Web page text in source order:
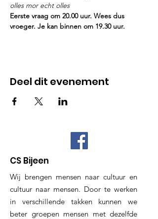
olles mor echt olles
Eerste vraag om 20.00 uur. Wees dus
vroeger. Je kan binnen om 19.30 uur.
Deel dit evenement
CS Bijeen
Wij brengen mensen naar cultuur en
cultuur naar mensen. Door te werken
in verschillende takken kunnen we
beter groepen mensen met dezelfde